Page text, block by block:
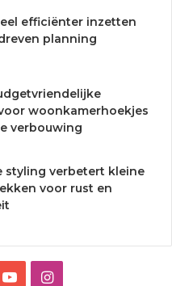
efficiënter inzetten
planning
woonkamerhoekjes
verbouwing
styling verbetert kleine
voor rust en
I